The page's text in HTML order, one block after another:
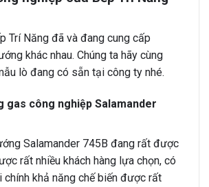
Trí Năng đã và đang cung cấp
khác nhau. Chúng ta hãy cùng
lò đang có sẵn tại công ty nhé.
gas công nghiệp Salamander
Salamander 745B đang rất được
rất nhiều khách hàng lựa chọn, có
chính khả năng chế biến được rất